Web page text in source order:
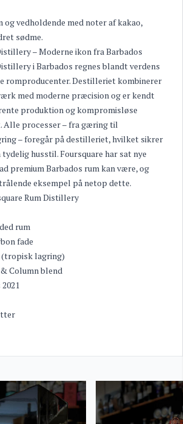
og vedholdende med noter af kakao,
sødme.
– Moderne ikon fra Barbados
i Barbados regnes blandt verdens
romproducenter. Destilleriet kombinerer
med moderne præcision og er kendt
produktion og kompromisløse
processer – fra gæring til
– foregår på destilleriet, hvilket sikrer
husstil. Foursquare har sat nye
premium Barbados rum kan være, og
eksempel på netop dette.
Rum Distillery
rum
fade
(tropisk lagring)
Column blend